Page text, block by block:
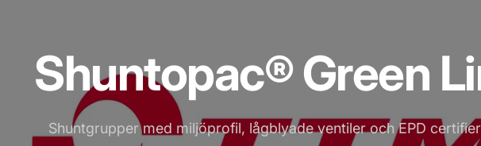
Shuntopac® Green
Shuntgrupper med miljöprofil, lågblyade ventiler och EPD